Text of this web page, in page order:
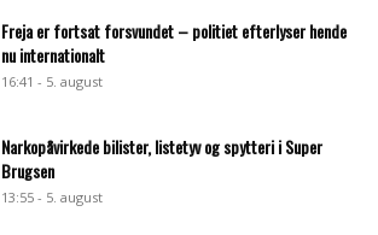
Freja er fortsat forsvundet – politiet efterlyser hende
nu internationalt
16:41 - 5. august
Narkopåvirkede bilister, listetyv og spytteri i Super
Brugsen
13:55 - 5. august